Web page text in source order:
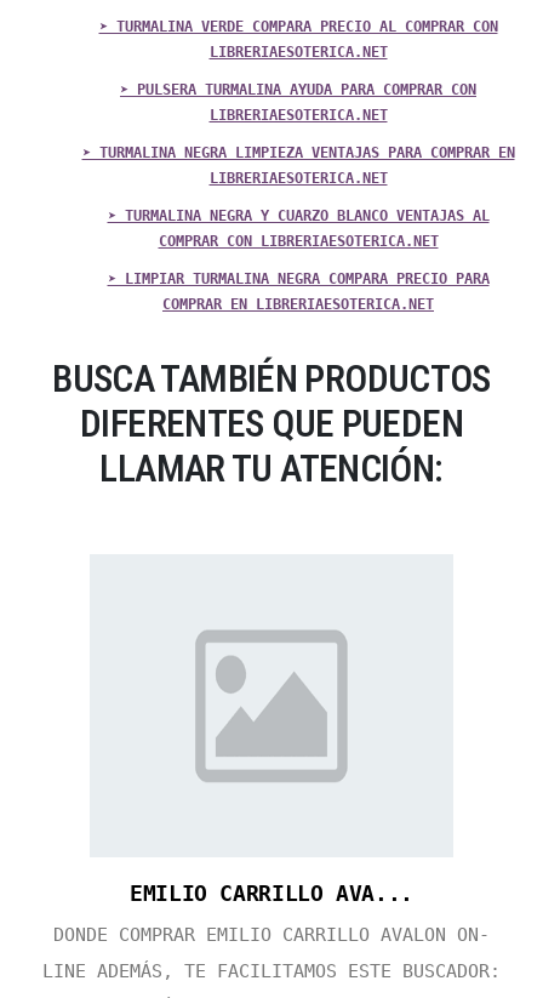
➤ TURMALINA VERDE COMPARA PRECIO AL COMPRAR CON
LIBRERIAESOTERICA.NET
➤ PULSERA TURMALINA AYUDA PARA COMPRAR CON
LIBRERIAESOTERICA.NET
➤ TURMALINA NEGRA LIMPIEZA VENTAJAS PARA COMPRAR EN
LIBRERIAESOTERICA.NET
➤ TURMALINA NEGRA Y CUARZO BLANCO VENTAJAS AL
COMPRAR CON LIBRERIAESOTERICA.NET
➤ LIMPIAR TURMALINA NEGRA COMPARA PRECIO PARA
COMPRAR EN LIBRERIAESOTERICA.NET
BUSCA TAMBIÉN PRODUCTOS
DIFERENTES QUE PUEDEN
LLAMAR TU ATENCIÓN:
EMILIO CARRILLO AVA...
DONDE COMPRAR EMILIO CARRILLO AVALON ON-
LINE ADEMÁS, TE FACILITAMOS ESTE BUSCADOR: